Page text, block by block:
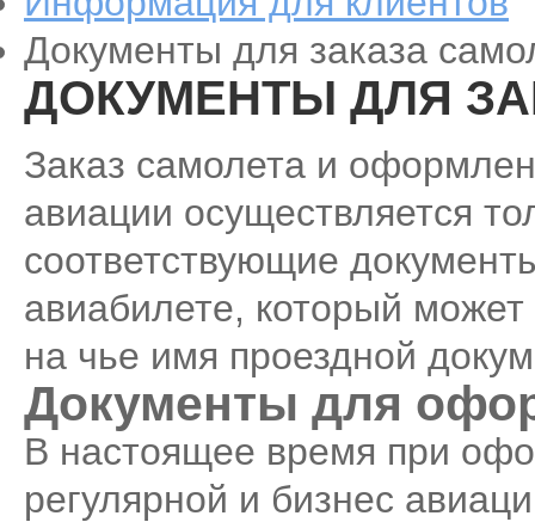
Документы для заказа
ДОКУМЕНТЫ ДЛЯ
Заказ самолета и
авиации осуществляется
соответствующие
авиабилете, который может
на чье имя проездной
Документы для
В настоящее время при
регулярной и бизнес